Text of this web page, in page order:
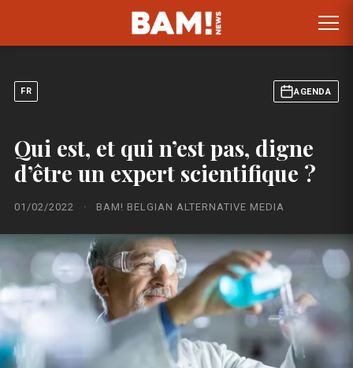
FR AGENDA
Qui est, et qui n’est pas, digne
d’être un expert scientifique ?
01/02/2022 · BAM! BELGIAN ALTERNATIVE MEDIA